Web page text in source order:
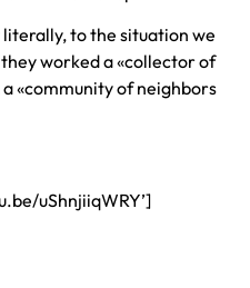
to the situation we
worked a «collector of
«community of neighbors
uShnjiiqWRY’]